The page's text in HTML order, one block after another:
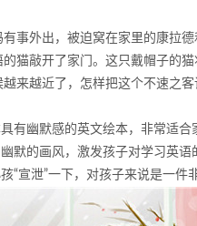
事外出，被迫窝在家里的康拉
猫敲开了家门。这只戴帽子的
来越近了，怎样把这个不速之
有幽默感的英文绘本，非常适合
默的画风，激发孩子对学习英语
“宣泄”一下，对孩子来说是一件